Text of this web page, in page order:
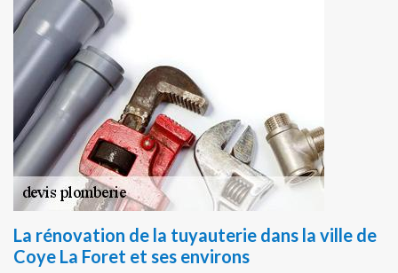
La rénovation de la tuyauterie dans la ville de
Coye La Foret et ses environs